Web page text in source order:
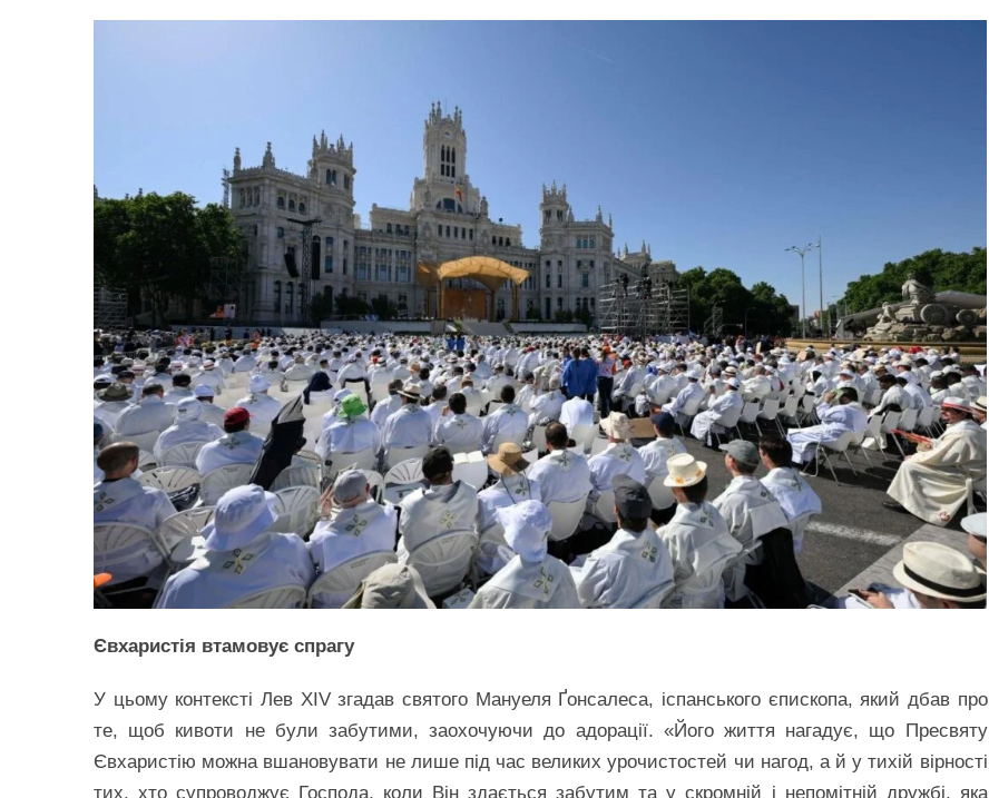
Євхаристія втамовує спрагу
У цьому контексті Лев XIV згадав святого Мануеля Ґонсалеса, іспанського єпископа, який дбав про
те, щоб кивоти не були забутими, заохочуючи до адорації. «Його життя нагадує, що Пресвяту
Євхаристію можна вшановувати не лише під час великих урочистостей чи нагод, а й у тихій вірності
тих, хто супроводжує Господа, коли Він здається забутим та у скромній і непомітній дружбі, яка